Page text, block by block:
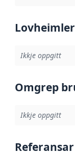
Lovheimler
Ikkje oppgitt
Omgrep
Ikkje oppgitt
Referansar